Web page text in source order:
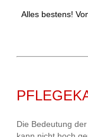
Alles bestens!
Die Bedeutung